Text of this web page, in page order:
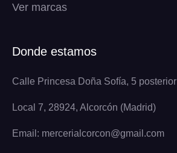
Ver marcas
Donde estamos
Calle Princesa Doña Sofía, 5 posterior
Local 7, 28924, Alcorcón (Madrid)
Email: mercerialcorcon@gmail.com